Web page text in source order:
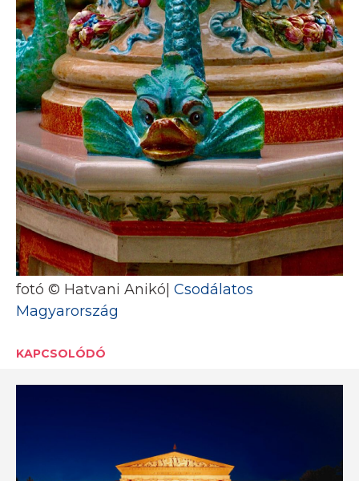
fotó © Hatvani Anikó| Csodálatos
Magyarország
KAPCSOLÓDÓ